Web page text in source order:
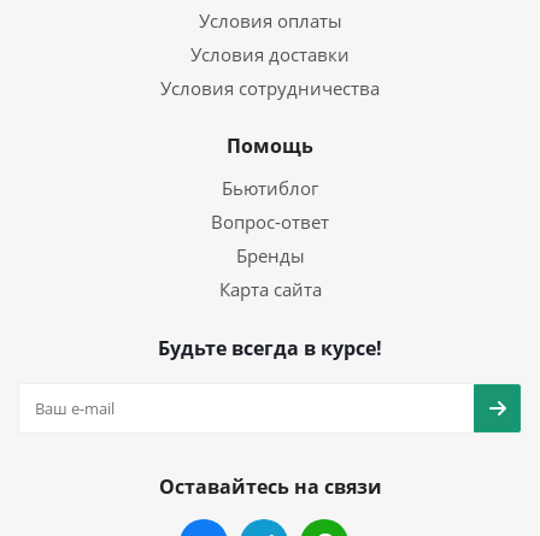
Условия оплаты
Условия доставки
Условия сотрудничества
Помощь
Бьютиблог
Вопрос-ответ
Бренды
Карта сайта
Будьте всегда в курсе!
Оставайтесь на связи